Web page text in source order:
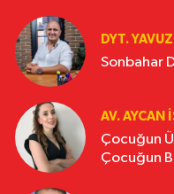
DYT.
Sonbahar
AV. AYCAN
Çocuğun
Çocuğun